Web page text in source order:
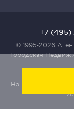
© 1995-2026
Городская
Наш сайт защищен
+7 (495)